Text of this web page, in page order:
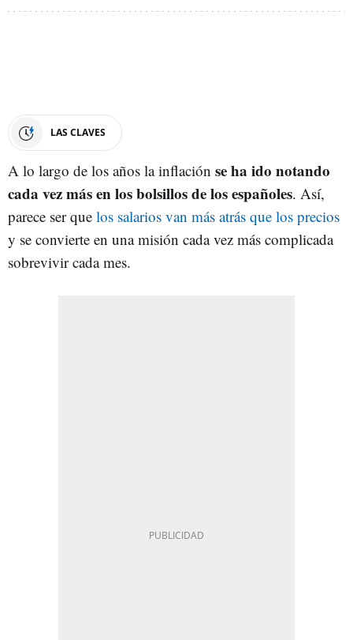
LAS CLAVES
A lo largo de los años la inflación se ha ido notando
cada vez más en los bolsillos de los españoles. Así,
parece ser que los salarios van más atrás que los precios
y se convierte en una misión cada vez más complicada
sobrevivir cada mes.